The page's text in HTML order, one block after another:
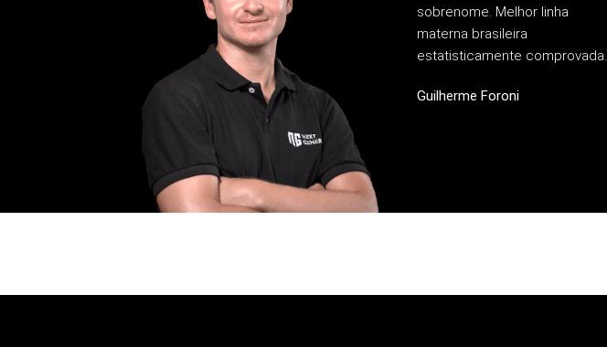
sobrenome. Melhor linha
materna brasileira
estatisticamente comprovada.
Guilherme Foroni